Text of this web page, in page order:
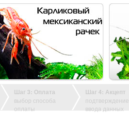
Шаг 3: Оплата
выбор способа
оплаты
Шаг 4: Акцепт
подтверждение
ввода данных